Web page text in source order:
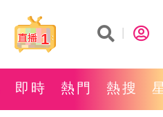
1
即時 熱門 熱搜